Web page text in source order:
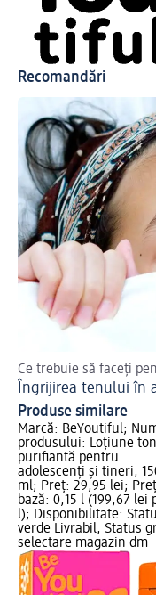
Recomandări
Ce trebuie să faceți
Îngrijirea tenului în
Produse similare
Marcă: BeYoutiful;
produsului: Loțiune
purifiantă pentru
adolescenți și tineri,
ml; Preț: 29,95 lei;
bază: 0,15 l (199,67 lei
l); Disponibilitate:
verde Livrabil, Status
selectare magazin dm